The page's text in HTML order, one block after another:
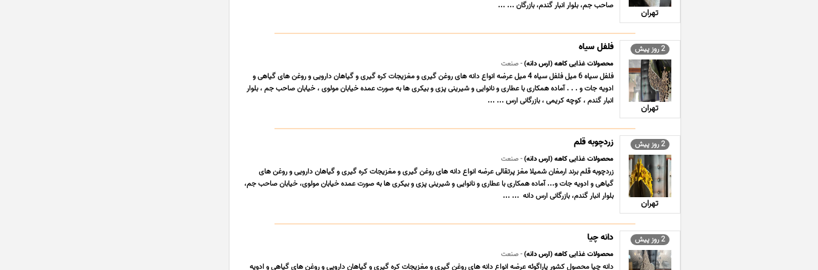
تهران
صاحب جم، بلوار انبار گندم، بازرگان ... ...
2 روز پیش
تهران
فلفل سیاه
محصولات غذایی کاهه (ارس دانه)- صنعت
فلفل سیاه 6 میل فلفل سیاه 4 میل عرضه انواع دانه های روغن گیری و مغزیجات کره گیری و گیاهان دارویی و روغن های گیاهی و
ادویه جات و . . . آماده همکاری با عطاری و نانوایی و شیرینی پزی و بیکری ها به صورت عمده خیابان مولوی ، خیابان صاحب جم ، بلوار
انبار گندم ، کوچه کریمی ، بازرگانی ارس ... ...
2 روز پیش
تهران
زردچوبه قلم
محصولات غذایی کاهه (ارس دانه)- صنعت
زردچوبه قلم برند ارمغان شمیلا مغز پرتقالی عرضه انواع دانه های روغن گیری و مغزیجات کره گیری و گیاهان دارویی و روغن های
گیاهی و ادویه جات و... ‎آماده همکاری با عطاری و نانوایی و شیرینی پزی و بیکری ها ‎به صورت عمده ‎خیابان مولوی، خیابان صاحب جم،
بلوار انبار گندم، بازرگانی ارس دانه ‎ ... ...
2 روز پیش دانه چیا
محصولات غذایی کاهه (ارس دانه)- صنعت
دانه چیا محصول کشور پاراگوئه عرضه انواع دانه های روغن گیری و مغزیجات کره گیری و گیاهان دارویی و روغن های گیاهی و ادویه